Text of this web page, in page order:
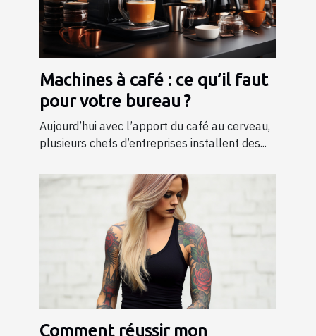
Machines à café : ce qu’il faut
pour votre bureau ?
Aujourd’hui avec l’apport du café au cerveau,
plusieurs chefs d’entreprises installent des...
Comment réussir mon